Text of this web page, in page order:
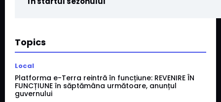
Topics
Local
Platforma e-Terra reintră în funcțiune: REVENIRE ÎN
FUNCȚIUNE în săptămâna următoare, anunțul
guvernului